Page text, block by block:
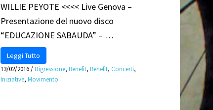
WILLIE PEYOTE <<<< Live Genova –
Presentazione del nuovo disco
“EDUCAZIONE SABAUDA” – …
Leggi Tutto
13/02/2016/Digressione, Benefit, Benefit, Concerti,
Iniziative, Movimento